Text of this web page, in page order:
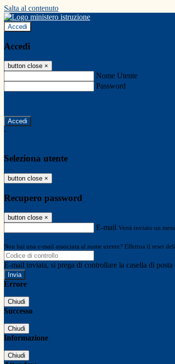
Salta al contenuto
Accedi
Accedi
button close ×
Nome Utente
Password
-
Seleziona utente
button close ×
Recupero password
button close ×
E-mail Verrà inviato un
Non hai una e-mail associata al nome utente? Effettua il reset
E-mail inviata, si prega di controllare la casella di posta
Errore
Chiudi
Successo
Chiudi
Informazione
Chiudi